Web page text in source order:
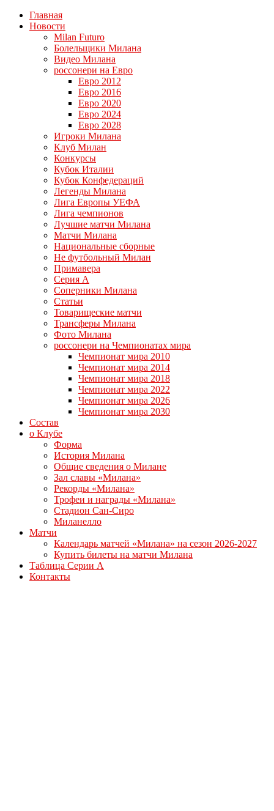
Главная
Новости
Milan Futuro
Болельщики Милана
Видео Милана
россонери на Евро
Евро 2012
Евро 2016
Евро 2020
Евро 2024
Евро 2028
Игроки Милана
Клуб Милан
Конкурсы
Кубок Италии
Кубок Конфедераций
Легенды Милана
Лига Европы УЕФА
Лига чемпионов
Лучшие матчи Милана
Матчи Милана
Национальные сборные
Не футбольный Милан
Примавера
Серия А
Соперники Милана
Статьи
Товарищеские матчи
Трансферы Милана
Фото Милана
россонери на Чемпионатах мира
Чемпионат мира 2010
Чемпионат мира 2014
Чемпионат мира 2018
Чемпионат мира 2022
Чемпионат мира 2026
Чемпионат мира 2030
Состав
о Клубе
Форма
История Милана
Общие сведения о Милане
Зал славы «Милана»
Рекорды «Милана»
Трофеи и награды «Милана»
Стадион Сан-Сиро
Миланелло
Матчи
Календарь матчей «Милана» на сезон 2026-2027
Купить билеты на матчи Милана
Таблица Серии А
Контакты